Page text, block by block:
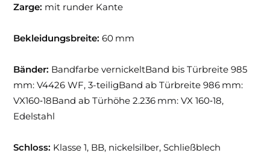
Zarge: mit runder Kante
Bekleidungsbreite:60 mm
Bänder: Bandfarbe vernickeltBand bis Türbreite 985
mm: V4426 WF, 3-teiligBand ab Türbreite 986 mm:
VX160‑18Band ab Türhöhe 2.236 mm: VX 160‑18,
Edelstahl
Schloss: Klasse 1, BB, nickelsilber, Schließblech